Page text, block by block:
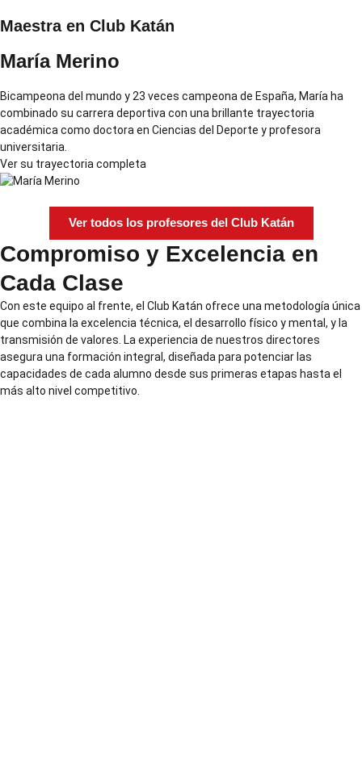
Maestra en Club Katán
María Merino
Bicampeona del mundo y 23 veces campeona de España, María ha
combinado su carrera deportiva con una brillante trayectoria
académica como doctora en Ciencias del Deporte y profesora
universitaria.
Ver su trayectoria completa
Ver todos los profesores del Club Katán
Compromiso y Excelencia en
Cada Clase
Con este equipo al frente, el Club Katán ofrece una metodología única
que combina la excelencia técnica, el desarrollo físico y mental, y la
transmisión de valores. La experiencia de nuestros directores
asegura una formación integral, diseñada para potenciar las
capacidades de cada alumno desde sus primeras etapas hasta el
más alto nivel competitivo.